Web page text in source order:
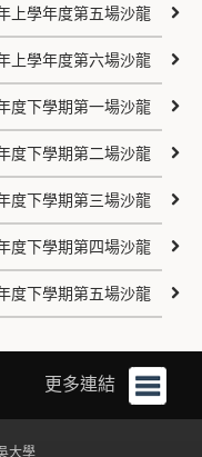
上學年度第五場沙龍
上學年度第六場沙龍
度下學期第一場沙龍
度下學期第二場沙龍
度下學期第三場沙龍
度下學期第四場沙龍
度下學期第五場沙龍
更多連結
大學